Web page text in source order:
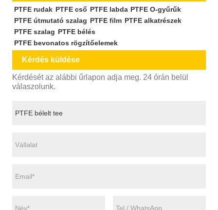
PTFE rudak PTFE cső PTFE labda PTFE O-gyűrűk
PTFE útmutató szalag PTFE film PTFE alkatrészek
PTFE szalag PTFE bélés
PTFE bevonatos rögzítőelemek
Kérdés küldése
Kérdését az alábbi űrlapon adja meg. 24 órán belül
válaszolunk.